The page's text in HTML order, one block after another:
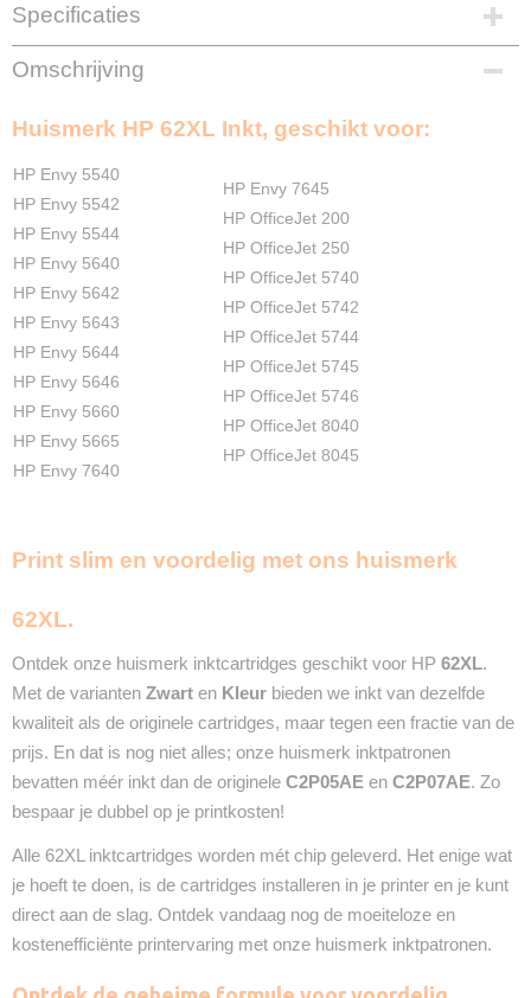
Specificaties
EAN code
8720153534567
20ml
18ml
Verzendmethode
Pakketpost
Garantie
2 Jaar
Recyclebaar
❌
Omschrijving
Huismerk HP 62XL Inkt, geschikt voor:
HP Envy 5540
HP Envy 5542
HP Envy 5544
HP Envy 5640
HP Envy 5642
HP Envy 5643
HP Envy 5644
HP Envy 5646
HP Envy 5660
HP Envy 5665
HP Envy 7640
HP Envy 7645
HP OfficeJet 200
HP OfficeJet 250
HP OfficeJet 5740
HP OfficeJet 5742
HP OfficeJet 5744
HP OfficeJet 5745
HP OfficeJet 5746
HP OfficeJet 8040
HP OfficeJet 8045
Print slim en voordelig met ons huismerk
62XL.
Ontdek onze huismerk inktcartridges geschikt voor HP 62XL.
Met de varianten Zwart en Kleur bieden we inkt van dezelfde
kwaliteit als de originele cartridges, maar tegen een fractie van de
prijs. En dat is nog niet alles; onze huismerk inktpatronen
bevatten méér inkt dan de originele C2P05AE en C2P07AE. Zo
bespaar je dubbel op je printkosten!
Alle 62XL inktcartridges worden mét chip geleverd. Het enige wat
je hoeft te doen, is de cartridges installeren in je printer en je kunt
direct aan de slag. Ontdek vandaag nog de moeiteloze en
kostenefficiënte printervaring met onze huismerk inktpatronen.